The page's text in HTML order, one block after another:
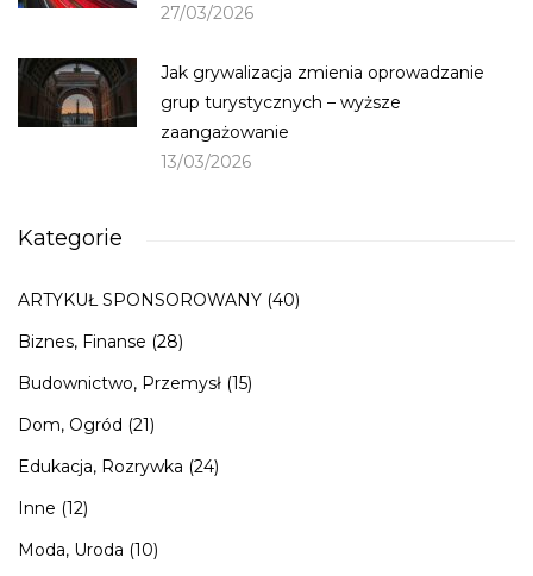
27/03/2026
Jak grywalizacja zmienia oprowadzanie
grup turystycznych – wyższe
zaangażowanie
13/03/2026
Kategorie
ARTYKUŁ SPONSOROWANY (40)
Biznes, Finanse (28)
Budownictwo, Przemysł (15)
Dom, Ogród (21)
Edukacja, Rozrywka (24)
Inne (12)
Moda, Uroda (10)